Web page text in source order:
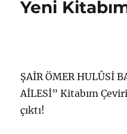
Yeni
ŞAİR ÖMER HULÛSİ
AİLESİ” Kitabım
çıktı!